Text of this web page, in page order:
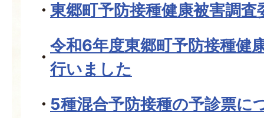
東郷町予防接種健康被害調査
令和6年度東郷町予防接種健
行いました
5種混合予防接種の予診票に